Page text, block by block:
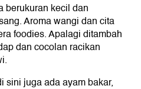
berukuran kecil dan
Aroma wangi dan cita
foodies. Apalagi ditambah
dan cocolan racikan
sini juga ada ayam bakar,